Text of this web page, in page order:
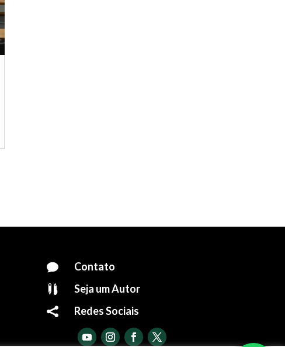
 Contato
 Seja um Autor
 Redes Sociais